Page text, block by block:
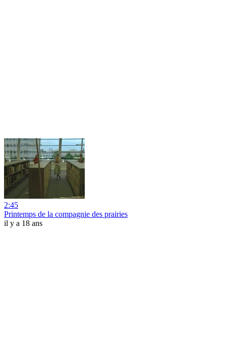
2:45
Printemps de la compagnie des prairies
il y a 18 ans